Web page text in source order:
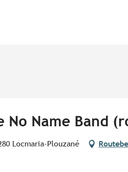
No Name Band
Locmaria-Plouzané